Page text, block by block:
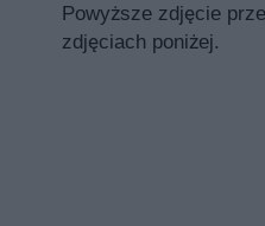
Powyższe zdjęcie
zdjęciach poniżej.